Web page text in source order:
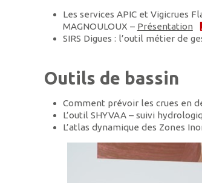
Les services APIC et Vigicrues
MAGNOULOUX – Présentation
SIRS Digues : l’outil métier de
Outils de bassin
Comment prévoir les crues en
L’outil SHYVAA – suivi
L’atlas dynamique des Zones